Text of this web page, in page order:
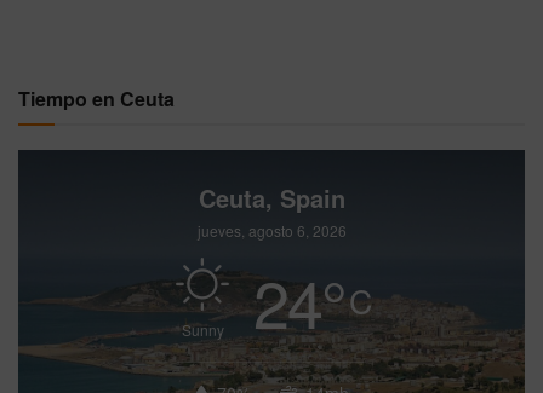
Tiempo en Ceuta
Ceuta, Spain
jueves, agosto 6, 2026
Sunny 24°C